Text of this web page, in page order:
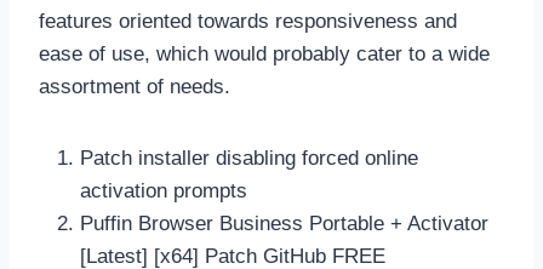
features oriented towards responsiveness and
ease of use, which would probably cater to a wide
assortment of needs.
Patch installer disabling forced online
activation prompts
Puffin Browser Business Portable + Activator
[Latest] [x64] Patch GitHub FREE